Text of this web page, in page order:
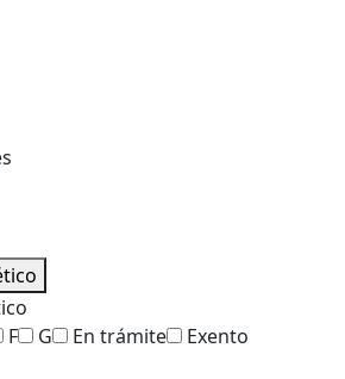
F G En trámite
Exento